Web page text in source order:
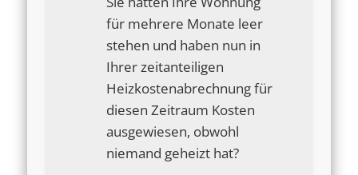
für mehrere Monate leer
stehen und haben nun in
Ihrer zeitanteiligen
Heizkostenabrechnung für
diesen Zeitraum Kosten
ausgewiesen, obwohl
niemand geheizt hat?